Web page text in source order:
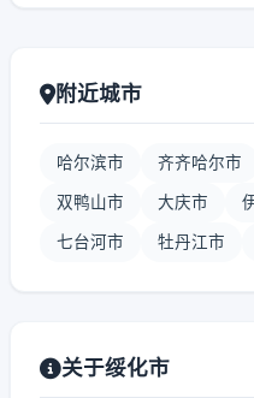
附近城市
哈尔滨市 齐齐哈尔市
双鸭山市 大庆市
七台河市 牡丹江市
关于绥化市